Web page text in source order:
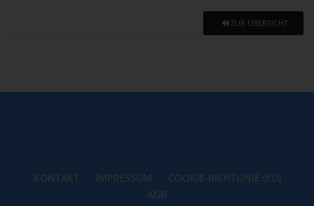
ZUR ÜBERSICHT
KONTAKT IMPRESSUM
COOKIE-RICHTLINIE (EU)
AGB